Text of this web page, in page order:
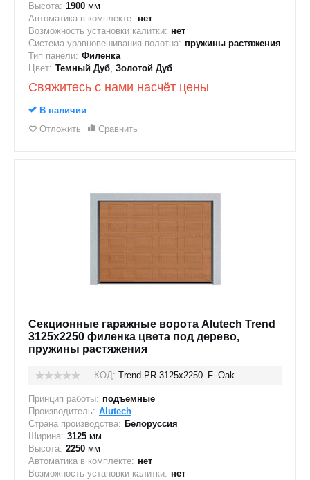
Высота: 1900 мм
Автоматика в комплекте: нет
Возможность установки калитки: нет
Система уравновешивания полотна: пружины растяжения
Тип панели: Филенка
Цвет: Темный Дуб, Золотой Дуб
Свяжитесь с нами насчёт цены
В наличии
Отложить
Сравнить
Секционные гаражные ворота Alutech Trend
3125x2250 филенка цвета под дерево,
пружины растяжения
КОД: Trend-PR-3125х2250_F_Oak
Принцип работы: подъемные
Производитель: Alutech
Страна производства: Белоруссия
Ширина: 3125 мм
Высота: 2250 мм
Автоматика в комплекте: нет
Возможность установки калитки: нет